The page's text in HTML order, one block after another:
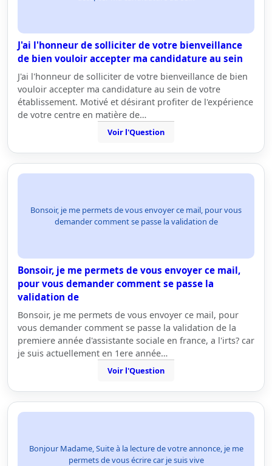
J'ai l'honneur de solliciter de votre bienveillance
de bien vouloir accepter ma candidature au sein
J'ai l'honneur de solliciter de votre bienveillance de bien
vouloir accepter ma candidature au sein de votre
établissement. Motivé et désirant profiter de l'expérience
de votre centre en matière de…
Voir l'Question
Bonsoir, je me permets de vous envoyer ce mail, pour vous
demander comment se passe la validation de
Bonsoir, je me permets de vous envoyer ce mail,
pour vous demander comment se passe la
validation de
Bonsoir, je me permets de vous envoyer ce mail, pour
vous demander comment se passe la validation de la
premiere année d'assistante sociale en france, a l'irts? car
je suis actuellement en 1ere année…
Voir l'Question
Bonjour Madame, Suite à la lecture de votre annonce, je me
permets de vous écrire car je suis vive